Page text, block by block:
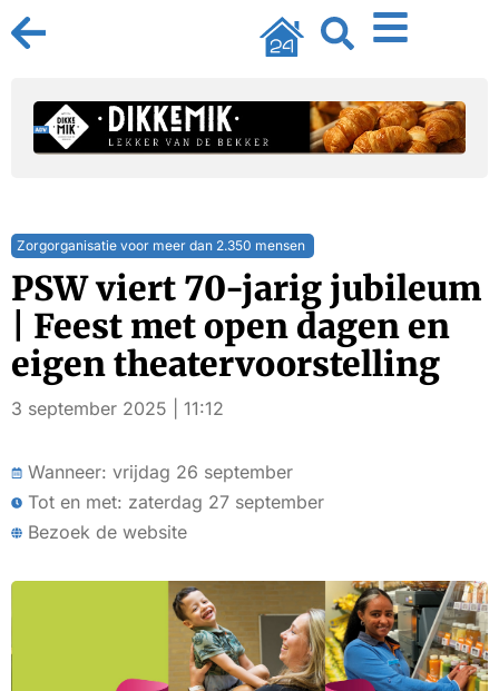
Zorgorganisatie voor meer dan 2.350 mensen
PSW viert 70-jarig jubileum
| Feest met open dagen en
eigen theatervoorstelling
3 september 2025 | 11:12
Wanneer: vrijdag 26 september
Tot en met: zaterdag 27 september
Bezoek de website